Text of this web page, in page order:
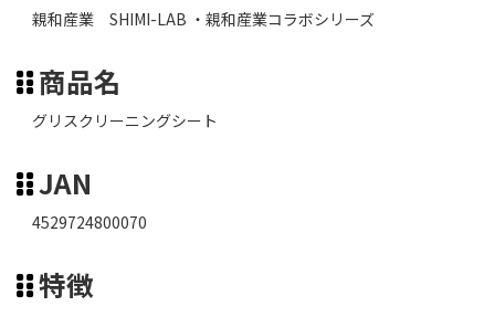
親和産業 SHIMI-LAB ・親和産業コラボシリーズ
商品名
グリスクリーニングシート
JAN
4529724800070
特徴